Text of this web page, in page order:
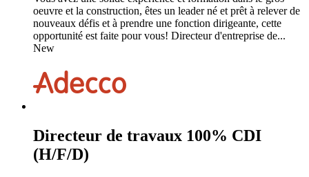
oeuvre et la construction, êtes un leader né et prêt à relever de
nouveaux défis et à prendre une fonction dirigeante, cette
opportunité est faite pour vous! Directeur d'entreprise de...
New
Directeur de travaux 100% CDI
(H/F/D)